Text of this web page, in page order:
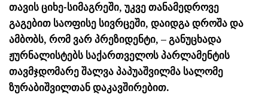
თავის ციხე-სიმაგრეში, უკვე თანამედროვე
გაგებით საოფისე სივრცეში, დაიდგა დროშა და
ამბობს, რომ ვარ პრეზიდენტი, – განუცხადა
ჟურნალისტებს საქართველოს პარლამენტის
თავმჯდომარე შალვა პაპუაშვილმა სალომე
ზურაბიშვილთან დაკავშირებით.